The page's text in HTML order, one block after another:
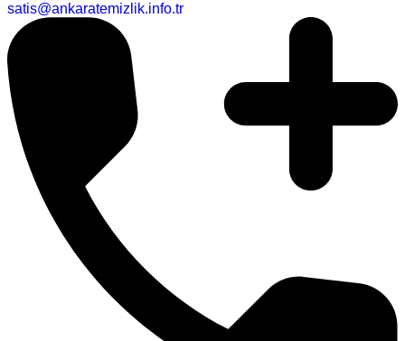
satis@ankaratemizlik.info.tr